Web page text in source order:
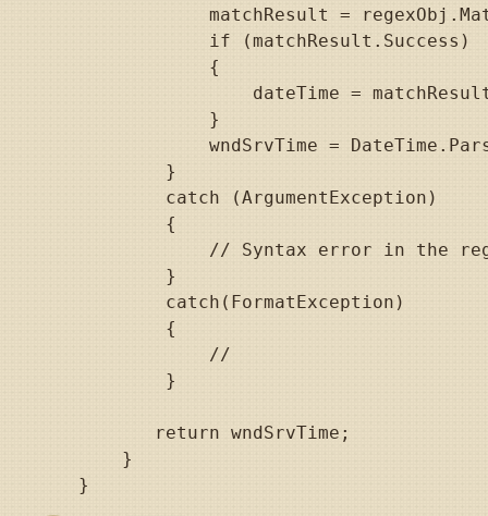
matchResult =
            if (matchResult.Success)
            {
dateTime =
            }
wndSrvTime =
        }
        catch (ArgumentException)
        {
// Syntax error in the
        }
        catch(FormatException)
        {
            //
        }
       return wndSrvTime;
    }